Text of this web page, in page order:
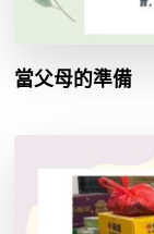
當父母的準備